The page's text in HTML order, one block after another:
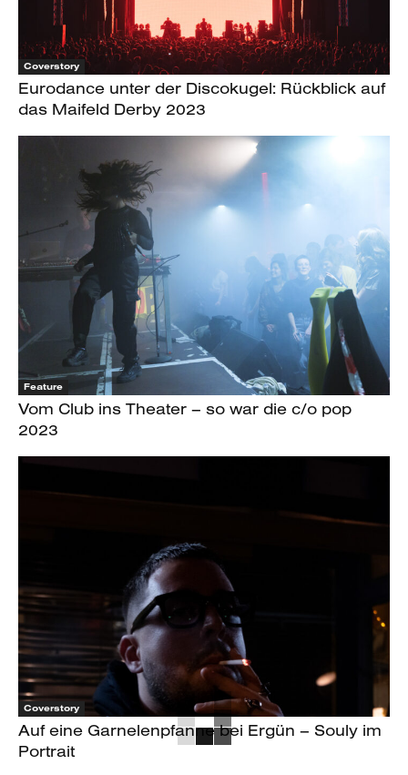
Coverstory
Eurodance unter der Discokugel: Rückblick auf
das Maifeld Derby 2023
Feature
Vom Club ins Theater – so war die c/o pop
2023
Coverstory
Auf eine Garnelenpfanne bei Ergün – Souly im
Portrait